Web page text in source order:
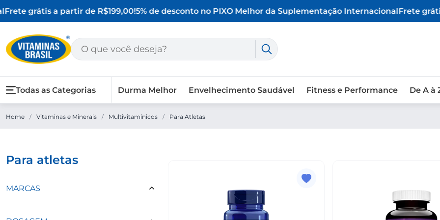
grátis a partir de R$199,00!5% de desconto no PIXO Melhor da Suplementação InternacionalFrete grátis
Todas as Categorias Durma Melhor Envelhecimento Saudável Fitness e Performance De A à
Home / Vitaminas e Minerais / Multivitamínicos / Para Atletas
para atletas
MARCAS